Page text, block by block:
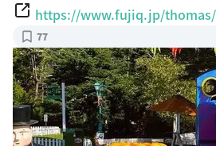
https://www.fujiq.jp/thomas/
77